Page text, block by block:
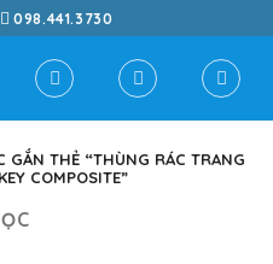
098.441.3730
GẮN THẺ “THÙNG RÁC TRANG
COMPOSITE”